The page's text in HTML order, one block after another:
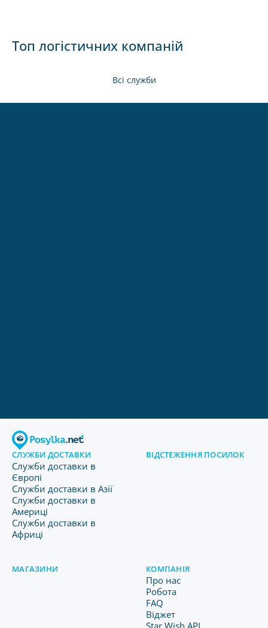
Топ логістичних компаній
Всі служби
СЛУЖБИ ДОСТАВКИ
Служби доставки в
Європі
Служби доставки в Азії
Служби доставки в
Америці
Служби доставки в
Африці
ВІДСТЕЖЕННЯ ПОСИЛОК
МАГАЗИНИ КОМПАНІЯ
Про нас
Робота
FAQ
Віджет
Star Wish API